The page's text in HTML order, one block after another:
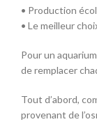
• Production
• Le meilleur
Pour un
de remplacer
Tout d’abord,
provenant de